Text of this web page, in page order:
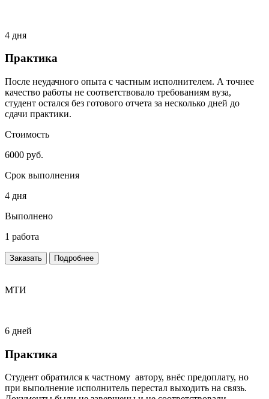
4 дня
Практика
После неудачного опыта с частным исполнителем. А точнее
качество работы не соответствовало требованиям вуза,
студент остался без готового отчета за несколько дней до
сдачи практики.
Стоимость
6000 руб.
Срок выполнения
4 дня
Выполнено
1 работа
Заказать Подробнее
МТИ
6 дней
Практика
Студент обратился к частному автору, внёс предоплату, но
при выполнение исполнитель перестал выходить на связь.